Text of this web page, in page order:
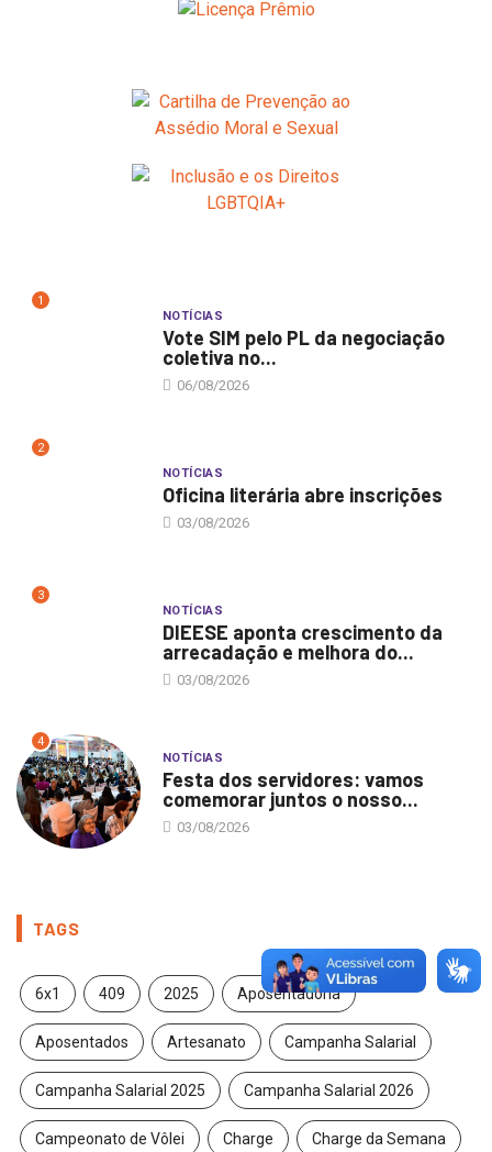
1
NOTÍCIAS
Vote SIM pelo PL da negociação
coletiva no...
06/08/2026
2
NOTÍCIAS
Oficina literária abre inscrições
03/08/2026
3
NOTÍCIAS
DIEESE aponta crescimento da
arrecadação e melhora do...
03/08/2026
4
NOTÍCIAS
Festa dos servidores: vamos
comemorar juntos o nosso...
03/08/2026
TAGS
6x1 409 2025 Aposentadoria
Aposentados Artesanato Campanha Salarial
Campanha Salarial 2025 Campanha Salarial 2026
Campeonato de Vôlei Charge Charge da Semana